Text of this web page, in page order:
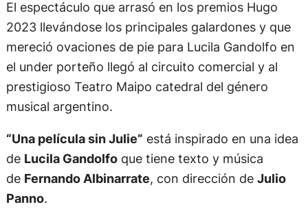
El espectáculo que arrasó en los premios Hugo
2023 llevándose los principales galardones y que
mereció ovaciones de pie para Lucila Gandolfo en
el under porteño llegó al circuito comercial y al
prestigioso Teatro Maipo catedral del género
musical argentino.
“Una película sin Julie” está inspirado en una idea
de Lucila Gandolfoque tiene texto y música
de Fernando Albinarrate, con dirección de Julio
Panno.